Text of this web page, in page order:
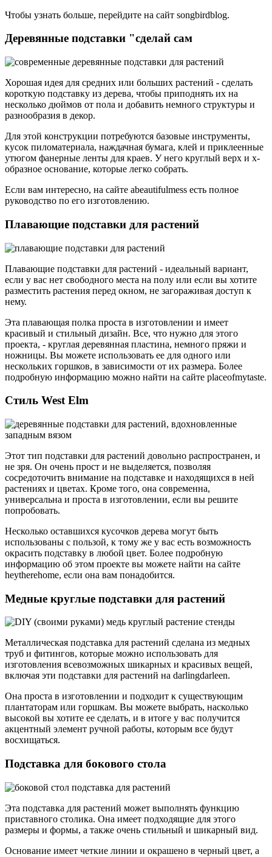
Чтобы узнать больше, перейдите на сайт songbirdblog.
Деревянные подставки "сделай сам
Хорошая идея для средних или больших растений - сделать
короткую подставку из дерева, чтобы приподнять их на
несколько дюймов от пола и добавить немного структуры и
разнообразия в декор.
Для этой конструкции потребуются базовые инструменты,
кусок пиломатериала, наждачная бумага, клей и приклеенные
утюгом фанерные ленты для краев. У него круглый верх и х-
образное основание, которые легко собрать.
Если вам интересно, на сайте abeautifulmess есть полное
руководство по его изготовлению.
Плавающие подставки для растений
Плавающие подставки для растений - идеальный вариант,
если у вас нет свободного места на полу или если вы хотите
разместить растения перед окном, не загораживая доступ к
нему.
Эта плавающая полка проста в изготовлении и имеет
красивый и стильный дизайн. Все, что нужно для этого
проекта, - круглая деревянная пластина, немного пряжи и
ножницы. Вы можете использовать ее для одного или
нескольких горшков, в зависимости от их размера. Более
подробную информацию можно найти на сайте placeofmytaste.
Стиль West Elm
Этот тип подставки для растений довольно распространен, и
не зря. Он очень прост и не выделяется, позволяя
сосредоточить внимание на подставке и находящихся в ней
растениях и цветах. Кроме того, она современна,
универсальна и проста в изготовлении, если вы решите
попробовать.
Несколько оставшихся кусочков дерева могут быть
использованы с пользой, к тому же у вас есть возможность
окрасить подставку в любой цвет. Более подробную
информацию об этом проекте вы можете найти на сайте
heytherehome, если она вам понадобится.
Медные круглые подставки для растений
Металлическая подставка для растений сделана из медных
труб и фитингов, которые можно использовать для
изготовления всевозможных шикарных и красивых вещей,
включая эти подставки для растений на darlingdarleen.
Она проста в изготовлении и подходит к существующим
плантаторам или горшкам. Вы можете выбрать, насколько
высокой вы хотите ее сделать, и в итоге у вас получится
акцентный элемент ручной работы, которым все будут
восхищаться.
Подставка для бокового стола
Эта подставка для растений может выполнять функцию
приставного столика. Она имеет подходящие для этого
размеры и формы, а также очень стильный и шикарный вид.
Основание имеет четкие линии и окрашено в черный цвет, а